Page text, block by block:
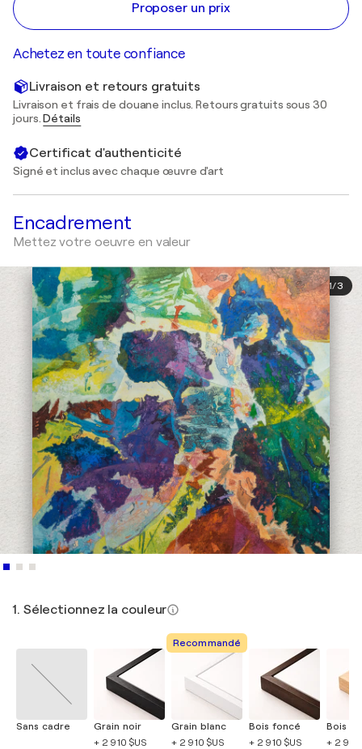
Proposer un prix
Achetez en toute confiance
Livraison et retours gratuits
Livraison et frais de douane inclus. Retours gratuits sous 30
jours.Détails
Certificat d'authenticité
Signé et inclus avec chaque œuvre d'art
Encadrement
Mettez votre oeuvre en valeur
1/3
1. Sélectionnez la couleur
Sans cadre
Grain noir
+ 2 910 $US
Recommandé
Grain blanc
+ 2 910 $US
Bois foncé
+ 2 910 $US
Bois
+ 2 910